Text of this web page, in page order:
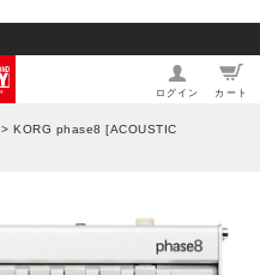
ログイン カート
> KORG phase8 [ACOUSTIC